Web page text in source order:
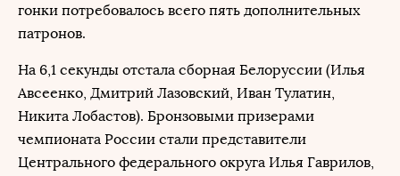
гонки потребовалось всего пять дополнительных
патронов.
На 6,1 секунды отстала сборная Белоруссии (Илья
Авсеенко, Дмитрий Лазовский, Иван Тулатин,
Никита Лобастов). Бронзовыми призерами
чемпионата России стали представители
Центрального федерального округа Илья Гаврилов,